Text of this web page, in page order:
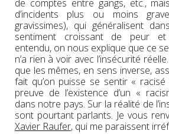
de comptes entre gangs, etc.,
d’incidents plus ou moins
gravissimes), qui généralisent
sentiment croissant de peur et
entendu, on nous explique que ce
n’a rien à voir avec l’insécurité
que les mêmes, en sens inverse,
fait qu’on puisse se sentir «
preuve de l’existence d’un «
dans notre pays. Sur la réalité de
sont pourtant parlants. Je vous
Xavier Raufer, qui me paraissent